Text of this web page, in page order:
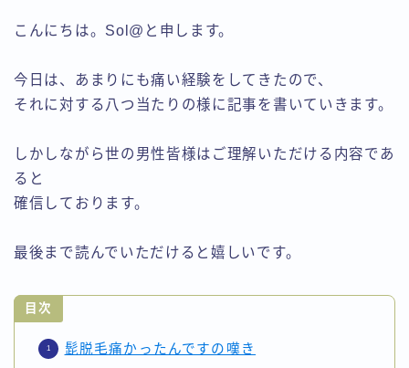
こんにちは。Sol@と申します。
今日は、あまりにも痛い経験をしてきたので、
それに対する八つ当たりの様に記事を書いていきます。
しかしながら世の男性皆様はご理解いただける内容であ
ると
確信しております。
最後まで読んでいただけると嬉しいです。
目次
髭脱毛痛かったんですの嘆き